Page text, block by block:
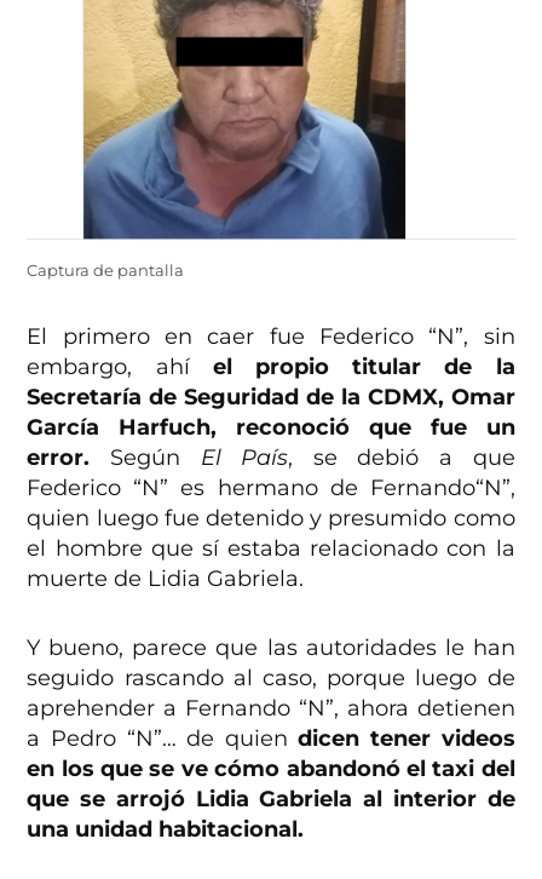
Captura de pantalla
El primero en caer fue Federico “N”, sin
embargo, ahí el propio titular de la
Secretaría de Seguridad de la CDMX, Omar
García Harfuch, reconoció que fue un
error. Según El País, se debió a que
Federico “N” es hermano de Fernando“N”,
quien luego fue detenido y presumido como
el hombre que sí estaba relacionado con la
muerte de Lidia Gabriela.
Y bueno, parece que las autoridades le han
seguido rascando al caso, porque luego de
aprehender a Fernando “N”, ahora detienen
a Pedro “N”… de quiendicen tener videos
en los que se ve cómo abandonó el taxi del
que se arrojó Lidia Gabriela al interior de
una unidad habitacional.